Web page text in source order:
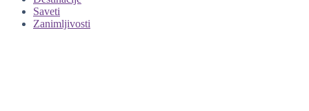
Saveti
Zanimljivosti